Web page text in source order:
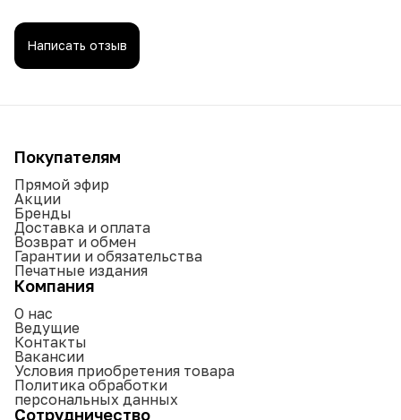
Написать отзыв
Покупателям
Прямой эфир
Акции
Бренды
Доставка и оплата
Возврат и обмен
Гарантии и обязательства
Печатные издания
Компания
О нас
Ведущие
Контакты
Вакансии
Условия приобретения товара
Политика обработки
персональных данных
Сотрудничество